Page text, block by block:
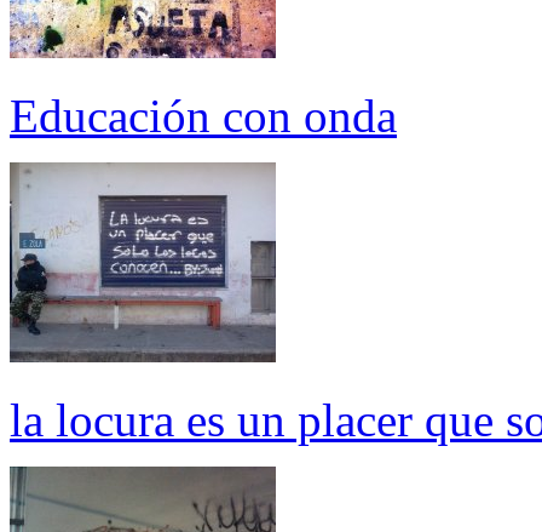
Educación con onda
la locura es un placer que